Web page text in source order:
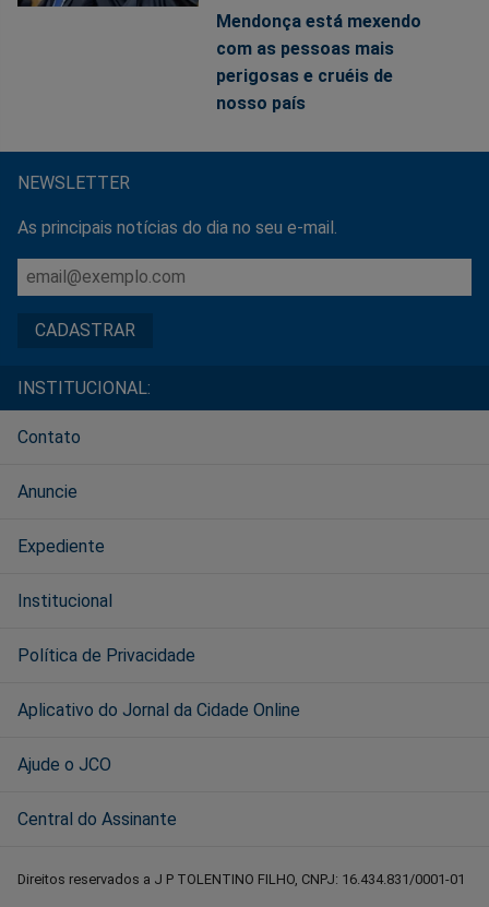
Mendonça está mexendo
com as pessoas mais
perigosas e cruéis de
nosso país
NEWSLETTER
As principais notícias do dia no seu e-mail.
INSTITUCIONAL:
Contato
Anuncie
Expediente
Institucional
Política de Privacidade
Aplicativo do Jornal da Cidade Online
Ajude o JCO
Central do Assinante
Direitos reservados a J P TOLENTINO FILHO, CNPJ: 16.434.831/0001-01